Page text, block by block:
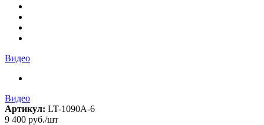
Видео
Видео
Артикул: LT-1090A-6
9 400 руб./шт